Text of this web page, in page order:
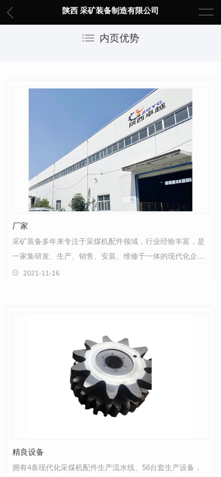
陕西 采矿装备制造有限公司
内页优势
厂家
采矿装备多年来专注于采煤机配件领域，行业经验丰富，是
一家集研发、生产、销售、安装、维修于一体的现代化企
业，年产值1.5亿，占地50亩拥有优良的加工设备、…
2021-11-16
精良设备
拥有4条现代化采煤机配件生产流水线、56台套生产设备，